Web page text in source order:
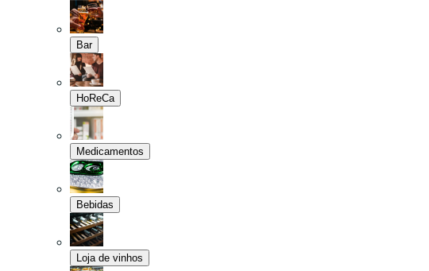
Bar
HoReCa
Medicamentos
Bebidas
Loja de vinhos